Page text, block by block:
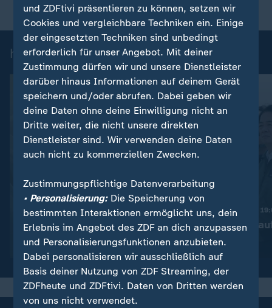
heute 19:00 Uhr: Einzelbeiträge
Nachrichten | heute 19:00 Uhr
Trotz Krieg:
Leihmutterschaft in der
Ukraine
Video1:38
Nachrichten | heute
Taiwan rüstet
Video1:45
und ZDFtivi präsentieren zu können, setzen wir
Cookies und vergleichbare Techniken ein. Einige
der eingesetzten Techniken sind unbedingt
erforderlich für unser Angebot. Mit deiner
Zustimmung dürfen wir und unsere Dienstleister
darüber hinaus Informationen auf deinem Gerät
speichern und/oder abrufen. Dabei geben wir
deine Daten ohne deine Einwilligung nicht an
Dritte weiter, die nicht unsere direkten
Dienstleister sind. Wir verwenden deine Daten
auch nicht zu kommerziellen Zwecken.
Zustimmungspflichtige Datenverarbeitung
• Personalisierung:Die Speicherung von
bestimmten Interaktionen ermöglicht uns, dein
Erlebnis im Angebot des ZDF an dich anzupassen
und Personalisierungsfunktionen anzubieten.
Dabei personalisieren wir ausschließlich auf
Basis deiner Nutzung von ZDF Streaming, der
ZDFheute und ZDFtivi. Daten von Dritten werden
von uns nicht verwendet.